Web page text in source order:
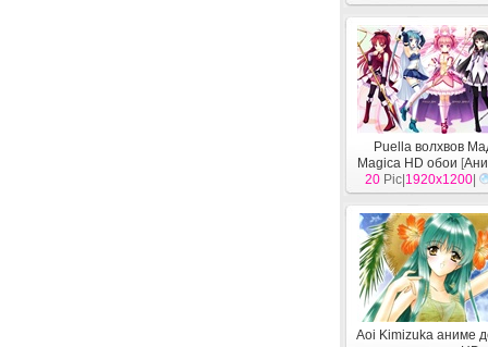
Puella волхвов
Magica HD обои [
20 Pic| 1920x1200
Aoi Kimizuka аниме